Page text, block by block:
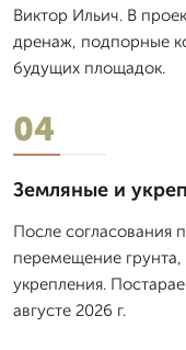
Виктор Ильич. В
дренаж, подпорные
будущих площадок.
04
Земляные и
После согласования
перемещение
укрепления.
августе 2026 г.